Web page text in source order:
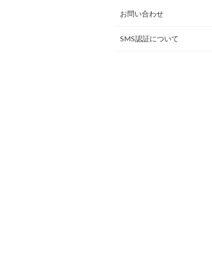
お問い合わせ
SMS認証について